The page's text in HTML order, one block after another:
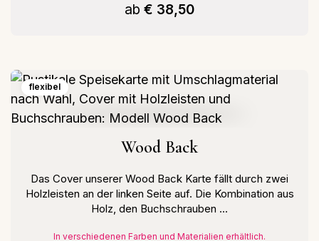
ab € 38,50
flexibel
Wood Back
Das Cover unserer Wood Back Karte fällt durch zwei
Holzleisten an der linken Seite auf. Die Kombination aus
Holz, den Buchschrauben ...
In verschiedenen Farben und Materialien erhältlich.